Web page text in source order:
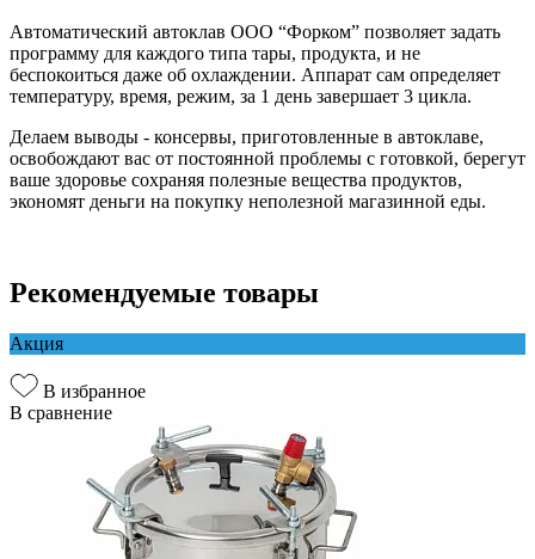
Автоматический автоклав ООО “Форком” позволяет задать
программу для каждого типа тары, продукта, и не
беспокоиться даже об охлаждении. Аппарат сам определяет
температуру, время, режим, за 1 день завершает 3 цикла.
Делаем выводы - консервы, приготовленные в автоклаве,
освобождают вас от постоянной проблемы с готовкой, берегут
ваше здоровье сохраняя полезные вещества продуктов,
экономят деньги на покупку неполезной магазинной еды.
Рекомендуемые товары
Акция
В избранное
В сравнение